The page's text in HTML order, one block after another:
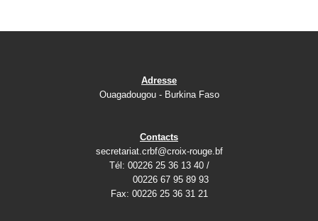
Adresse
Ouagadougou - Burkina Faso
Contacts
secretariat.crbf@croix-rouge.bf
Tél: 00226 25 36 13 40 /
00226 67 95 89 93
Fax: 00226 25 36 31 21